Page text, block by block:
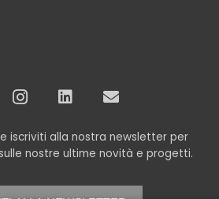
iscriviti alla nostra newsletter per
nostre ultime novità e progetti.